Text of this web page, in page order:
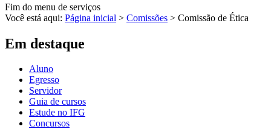
Fim do menu de serviços
Você está aqui: Página inicial > Comissões > Comissão de Ética
Em destaque
Aluno
Egresso
Servidor
Guia de cursos
Estude no IFG
Concursos